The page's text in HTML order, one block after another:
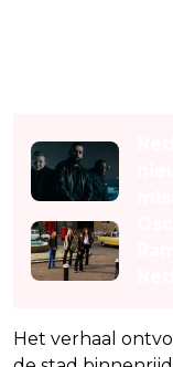
Het verhaal